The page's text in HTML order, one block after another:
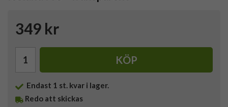
349 kr
KÖP
Endast 1 st. kvar i lager.
Redo att skickas